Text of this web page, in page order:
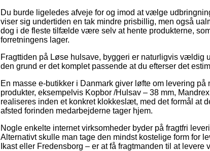
Du burde ligeledes afveje for og imod at vælge
viser sig undertiden en tak mindre prisbillig, men også
dog i de fleste tilfælde være selv at hente produkterne,
forretningens lager.
Fragttiden på Løse hulsave, byggeri er naturligvis vældig
den grund er det komplet passende at du efterser det
En masse e-butikker i Danmark giver løfte om levering
produkter, eksempelvis Kopbor /Hulsav – 38 mm,
realiseres inden et konkret klokkeslæt, med det formål at
afsted forinden medarbejderne tager hjem.
Nogle enkelte internet virksomheder byder på fragtfri
Alternativt skulle man tage den mindst kostelige form for
Ikast eller Fredensborg – er at få fragtmanden til at levere